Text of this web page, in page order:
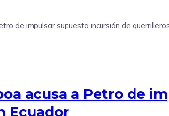
acusa a Petro de
Ecuador